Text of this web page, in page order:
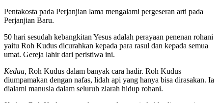
Pentakosta pada Perjanjian lama mengalami pergeseran arti pada
Perjanjian Baru.
50 hari sesudah kebangkitan Yesus adalah perayaan penenan rohani
yaitu Roh Kudus dicurahkan kepada para rasul dan kepada semua
umat. Gereja lahir dari peristiwa ini.
Kedua, Roh Kudus dalam banyak cara hadir. Roh Kudus
diumpamakan dengan nafas, lidah api yang hanya bisa dirasakan. Ia
dialami manusia dalam seluruh ziarah hidup rohani.